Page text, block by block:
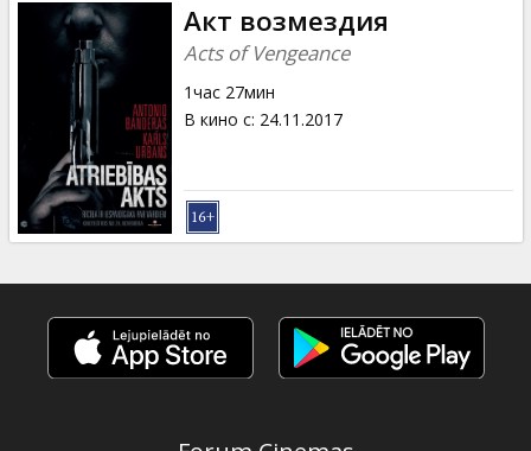
Подарки
Кинозакуски
B2B
Клуб
Акт возмездия
Acts of Vengeance
1час 27мин
В кино с: 24.11.2017